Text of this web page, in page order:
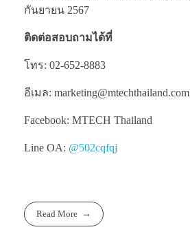
กันยายน 2567
ติดต่อสอบถามได้ที่
โทร: 02-652-8883
อีเมล: marketing@mtechthailand.com
Facebook: MTECH Thailand
Line OA: @502cqfqj
Read More